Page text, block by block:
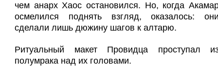
чем анарх Хаос остановился. Но, когда
осмелился поднять взгляд, оказалось:
сделали лишь дюжину шагов к алтарю.
Ритуальный макет Провидца проступал
полумрака над их головами.